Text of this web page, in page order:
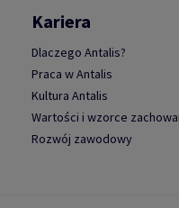
Kariera
Dlaczego Antalis?
Praca w Antalis
Kultura Antalis
Wartości i wzorce
Rozwój zawodowy